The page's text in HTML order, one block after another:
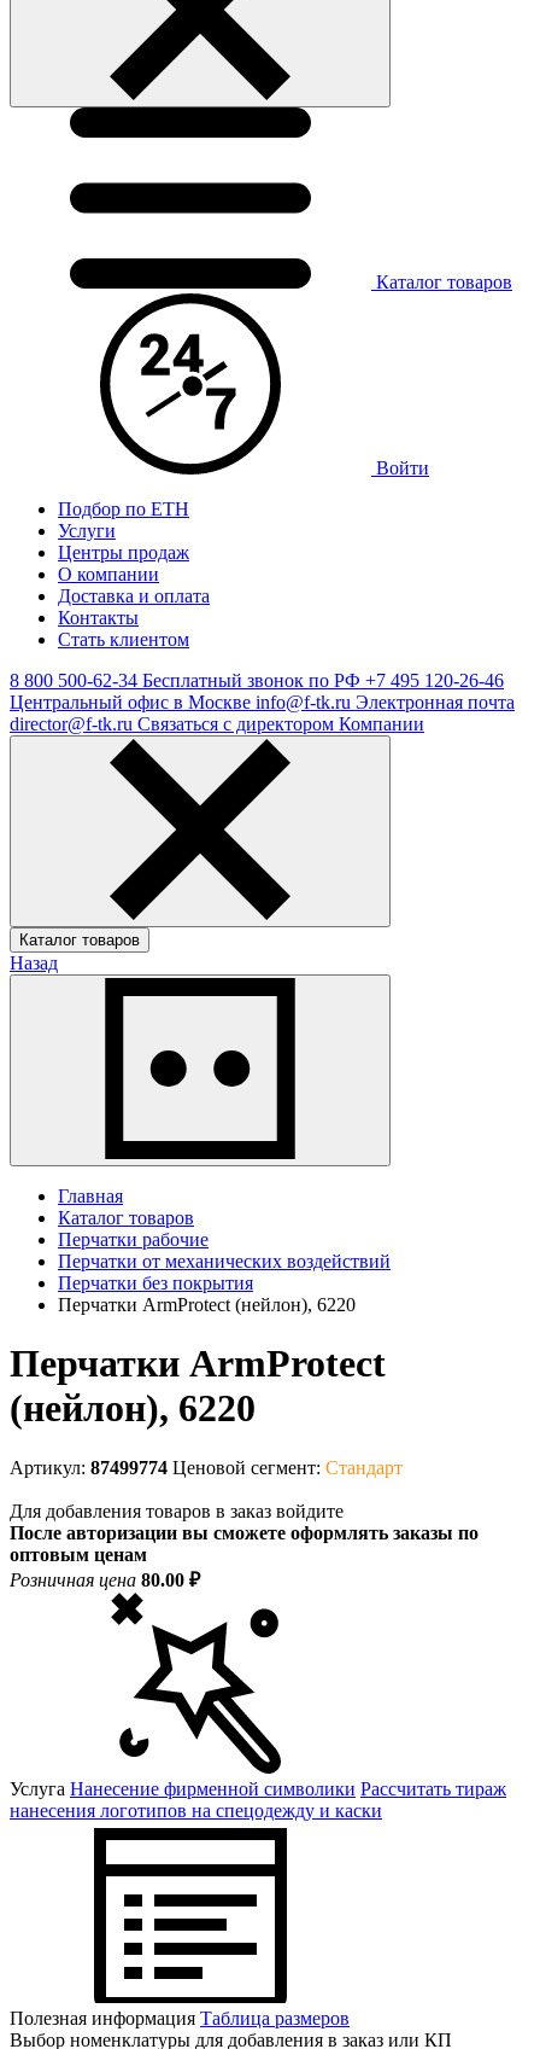
Каталог товаров
Войти
Подбор по ЕТН
Услуги
Центры продаж
О компании
Доставка и оплата
Контакты
Стать клиентом
8 800 500-62-34 Бесплатный звонок по РФ +7 495 120-26-46
Центральный офис в Москве info@f-tk.ru Электронная почта
director@f-tk.ru Связаться с директором Компании
Каталог товаров
Назад
Главная
Каталог товаров
Перчатки рабочие
Перчатки от механических воздействий
Перчатки без покрытия
Перчатки ArmProtect (нейлон), 6220
Перчатки ArmProtect
(нейлон), 6220
Артикул: 87499774 Ценовой сегмент: Стандарт
Для добавления товаров в заказ войдите
После авторизации вы сможете оформлять заказы по
оптовым ценам
Розничная цена 80.00 ₽
Услуга Нанесение фирменной символики Рассчитать тираж
нанесения логотипов на спецодежду и каски
Полезная информация Таблица размеров
Выбор номенклатуры для добавления в заказ или КП